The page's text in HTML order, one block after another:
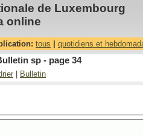
de Luxembourg
online
tous quotidiens et
sp - page 34
Bulletin